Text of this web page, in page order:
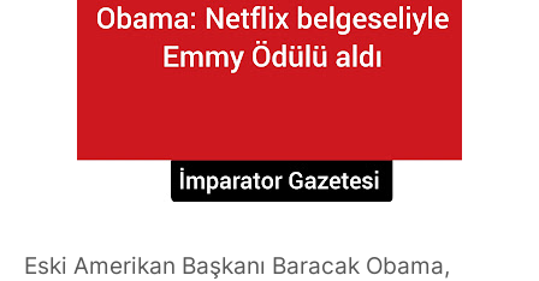
Eski Amerikan Başkanı Baracak Obama,